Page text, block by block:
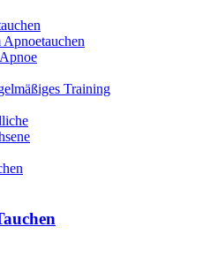
Apnoetauchen
Training